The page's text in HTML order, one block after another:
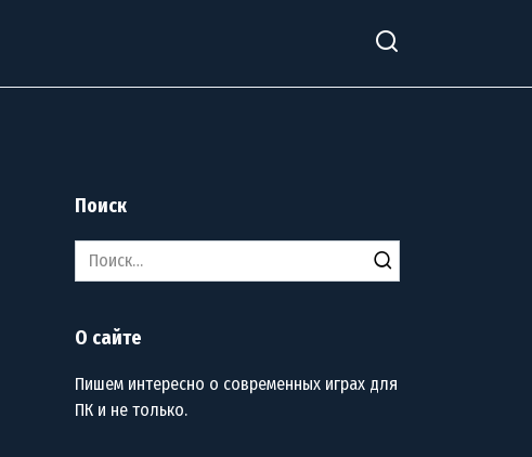
Поиск
Search
for:
О сайте
Пишем интересно о современных играх для
ПК и не только.